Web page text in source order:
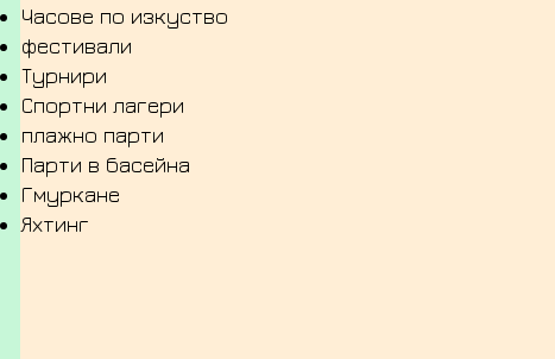
Часове по изкуство
фестивали
Турнири
Спортни лагери
плажно парти
Парти в басейна
Гмуркане
Яхтинг